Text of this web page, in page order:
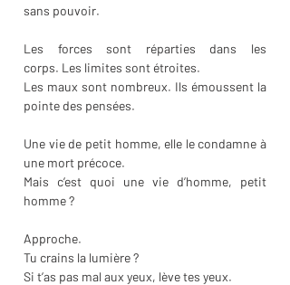
sans pouvoir.
Les forces sont réparties dans les
corps. Les limites sont étroites.
Les maux sont nombreux. Ils émoussent la
pointe des pensées.
Une vie de petit homme, elle le condamne à
une mort précoce.
Mais c’est quoi une vie d’homme, petit
homme ?
Approche.
Tu crains la lumière ?
Si t’as pas mal aux yeux, lève tes yeux.